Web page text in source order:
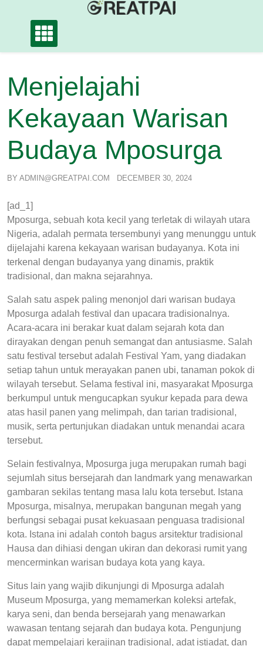
Menjelajahi
Kekayaan Warisan
Budaya Mposurga
BY ADMIN@GREATPAI.COM DECEMBER 30, 2024
[ad_1]
Mposurga, sebuah kota kecil yang terletak di wilayah utara
Nigeria, adalah permata tersembunyi yang menunggu untuk
dijelajahi karena kekayaan warisan budayanya. Kota ini
terkenal dengan budayanya yang dinamis, praktik
tradisional, dan makna sejarahnya.
Salah satu aspek paling menonjol dari warisan budaya
Mposurga adalah festival dan upacara tradisionalnya.
Acara-acara ini berakar kuat dalam sejarah kota dan
dirayakan dengan penuh semangat dan antusiasme. Salah
satu festival tersebut adalah Festival Yam, yang diadakan
setiap tahun untuk merayakan panen ubi, tanaman pokok di
wilayah tersebut. Selama festival ini, masyarakat Mposurga
berkumpul untuk mengucapkan syukur kepada para dewa
atas hasil panen yang melimpah, dan tarian tradisional,
musik, serta pertunjukan diadakan untuk menandai acara
tersebut.
Selain festivalnya, Mposurga juga merupakan rumah bagi
sejumlah situs bersejarah dan landmark yang menawarkan
gambaran sekilas tentang masa lalu kota tersebut. Istana
Mposurga, misalnya, merupakan bangunan megah yang
berfungsi sebagai pusat kekuasaan penguasa tradisional
kota. Istana ini adalah contoh bagus arsitektur tradisional
Hausa dan dihiasi dengan ukiran dan dekorasi rumit yang
mencerminkan warisan budaya kota yang kaya.
Situs lain yang wajib dikunjungi di Mposurga adalah
Museum Mposurga, yang memamerkan koleksi artefak,
karya seni, dan benda bersejarah yang menawarkan
wawasan tentang sejarah dan budaya kota. Pengunjung
dapat mempelajari kerajinan tradisional, adat istiadat, dan